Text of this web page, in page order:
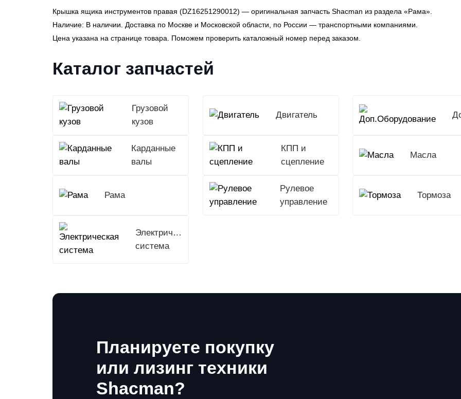
Крышка ящика инструментов правая (DZ16251290012) — оригинальная запчасть Shacman из раздела «Рама».
Наличие: В наличии. Доставка по Москве и Московской области, по России — транспортными компаниями.
Цена указана на странице товара. Поможем проверить каталожный номер перед заказом.
Каталог запчастей
Грузовой
кузов
Двигатель
Карданные
валы
КПП и
сцепление
Масла
Рама
Рулевое
управление
Тормоза
Электрическая
система
Планируете покупку
или лизинг техники
Shacman?